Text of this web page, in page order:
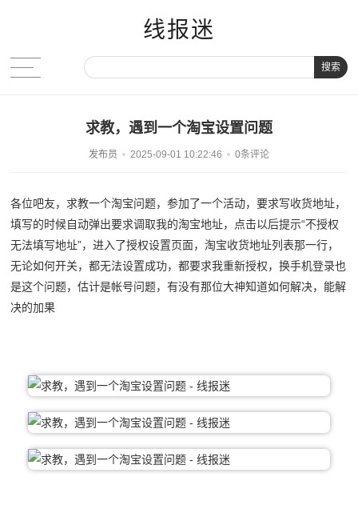
线报迷
搜索
求教，遇到一个淘宝设置问题
发布员 2025-09-01 10:22:46 0条评论
各位吧友，求教一个淘宝问题，参加了一个活动，要求写收货地址，
填写的时候自动弹出要求调取我的淘宝地址，点击以后提示“不授权
无法填写地址”，进入了授权设置页面，淘宝收货地址列表那一行，
无论如何开关，都无法设置成功，都要求我重新授权，换手机登录也
是这个问题，估计是帐号问题，有没有那位大神知道如何解决，能解
决的加果